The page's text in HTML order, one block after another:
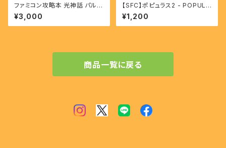
ファミコン攻略本 光神話 パルテ
ナの鏡 必勝攻略法 完璧攻略シ
リーズ21【FC】
¥3,000
【SFC】ポピュラス2 - POPULO
US Ⅱ TRIALS OF THE OLY
MPIAN GODS
¥1,200
商品一覧に戻る